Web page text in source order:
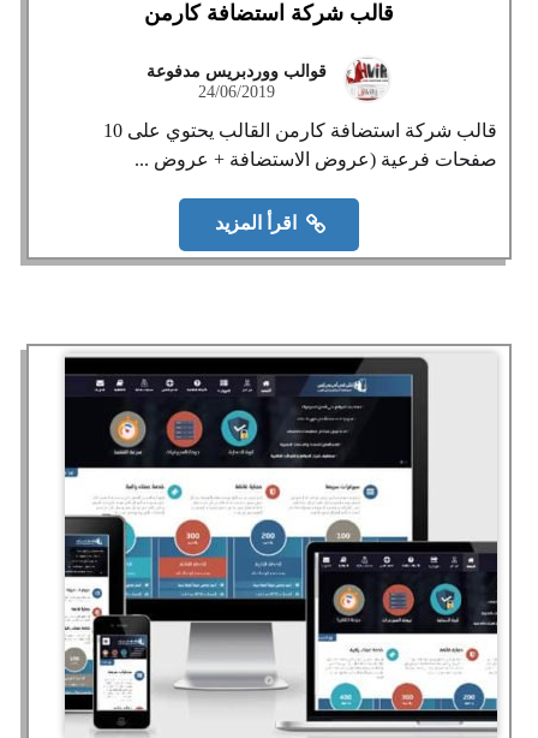
قالب شركة استضافة كارمن
قوالب ووردبريس مدفوعة
24/06/2019
قالب شركة استضافة كارمن القالب يحتوي على 10
صفحات فرعية (عروض الاستضافة + عروض ...
اقرأ المزيد